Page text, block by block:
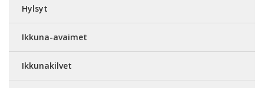
Hylsyt
Ikkuna-avaimet
Ikkunakilvet